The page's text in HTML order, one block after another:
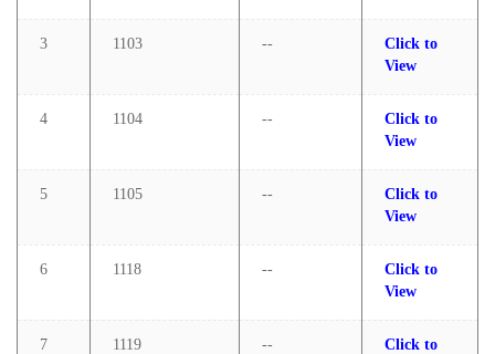
3 1103 --
Click to
View
4 1104 --
Click to
View
5 1105 --
Click to
View
6 1118 --
Click to
View
7 1119 --
Click to